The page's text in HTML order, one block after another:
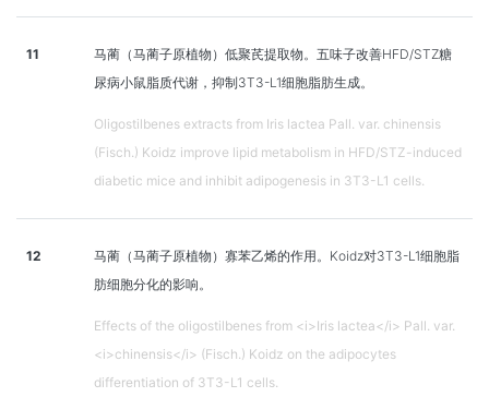
11
马蔺（马蔺子原植物）低聚芪提取物。五味子改善HFD/STZ糖
尿病小鼠脂质代谢，抑制3T3-L1细胞脂肪生成。
Oligostilbenes extracts from Iris lactea Pall. var. chinensis
(Fisch.) Koidz improve lipid metabolism in HFD/STZ-induced
diabetic mice and inhibit adipogenesis in 3T3-L1 cells.
12
马蔺（马蔺子原植物）寡苯乙烯的作用。Koidz对3T3-L1细胞脂
肪细胞分化的影响。
Effects of the oligostilbenes from <i>Iris lactea</i> Pall. var.
<i>chinensis</i> (Fisch.) Koidz on the adipocytes
differentiation of 3T3-L1 cells.